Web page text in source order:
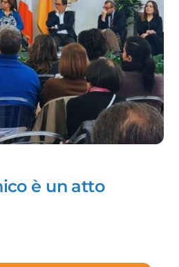
è un atto